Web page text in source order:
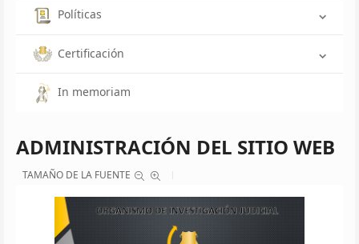
Políticas
Certificación
In memoriam
ADMINISTRACIÓN DEL SITIO WEB
TAMAÑO DE LA FUENTE